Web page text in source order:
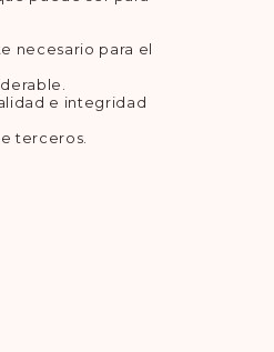
necesario para el
e integridad
terceros.